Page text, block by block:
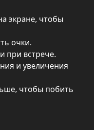
экране, чтобы
очки.
при встрече.
и увеличения
чтобы побить